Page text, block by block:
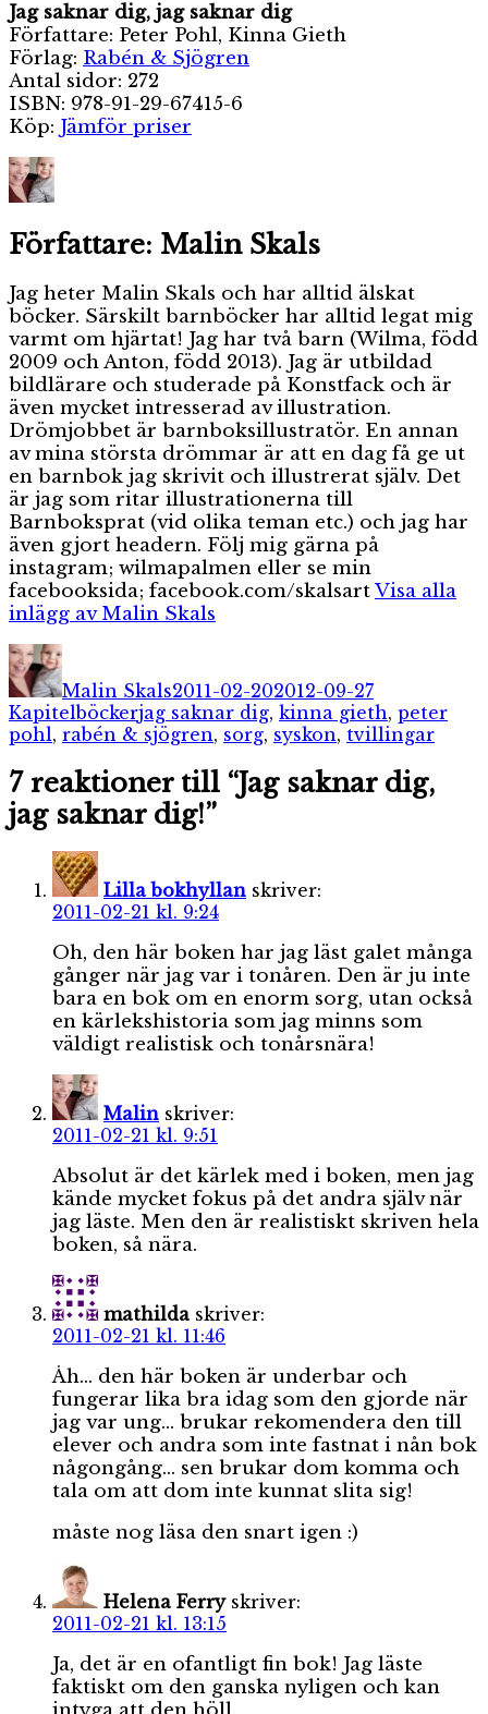
Jag saknar dig, jag saknar dig
Författare: Peter Pohl, Kinna Gieth
Förlag: Rabén & Sjögren
Antal sidor: 272
ISBN: 978-91-29-67415-6
Köp: Jämför priser
Författare: Malin Skals
Jag heter Malin Skals och har alltid älskat
böcker. Särskilt barnböcker har alltid legat mig
varmt om hjärtat! Jag har två barn (Wilma, född
2009 och Anton, född 2013). Jag är utbildad
bildlärare och studerade på Konstfack och är
även mycket intresserad av illustration.
Drömjobbet är barnboksillustratör. En annan
av mina största drömmar är att en dag få ge ut
en barnbok jag skrivit och illustrerat själv. Det
är jag som ritar illustrationerna till
Barnboksprat (vid olika teman etc.) och jag har
även gjort headern. Följ mig gärna på
instagram; wilmapalmen eller se min
facebooksida; facebook.com/skalsartVisa alla
inlägg av Malin Skals
Författare
Malin Skals2011-02-202012-09-27
KapitelböckerEtiketter
jag saknar dig, kinna gieth, peter
pohl, rabén & sjögren, sorg, syskon, tvillingar
7 reaktioner till “Jag saknar dig,
jag saknar dig!”
Lilla bokhyllan skriver:
2011-02-21 kl. 9:24
Oh, den här boken har jag läst galet många
gånger när jag var i tonåren. Den är ju inte
bara en bok om en enorm sorg, utan också
en kärlekshistoria som jag minns som
väldigt realistisk och tonårsnära!
Malin skriver:
2011-02-21 kl. 9:51
Absolut är det kärlek med i boken, men jag
kände mycket fokus på det andra själv när
jag läste. Men den är realistiskt skriven hela
boken, så nära.
mathilda skriver:
2011-02-21 kl. 11:46
Åh… den här boken är underbar och
fungerar lika bra idag som den gjorde när
jag var ung… brukar rekomendera den till
elever och andra som inte fastnat i nån bok
någongång… sen brukar dom komma och
tala om att dom inte kunnat slita sig!
måste nog läsa den snart igen :)
Helena Ferry skriver:
2011-02-21 kl. 13:15
Ja, det är en ofantligt fin bok! Jag läste
faktiskt om den ganska nyligen och kan